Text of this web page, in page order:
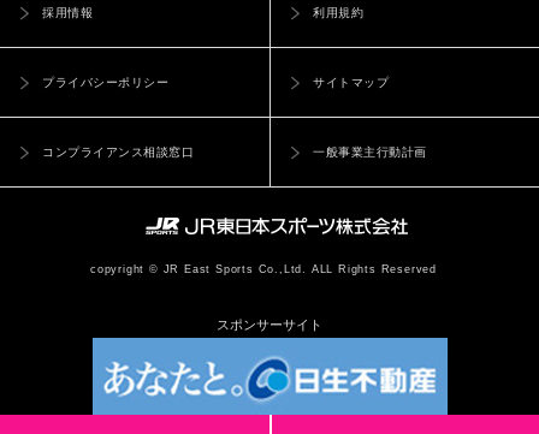
copyright © JR East Sports Co.,Ltd. ALL Rights Reserved
採用情報 利用規約
プライバシーポリシー サイトマップ
コンプライアンス相談窓口 一般事業主行動計画
スポンサーサイト